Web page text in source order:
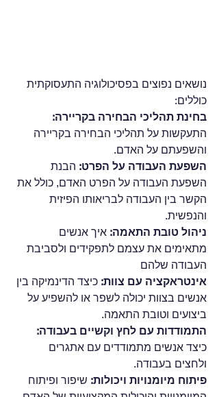
נושאים נפוצים בפסיכולוגיה התעסוקתית
כוללים:
בחינת תהליכי הבחירה בקריירה:
התעקשות על תהליכי הבחירה בקריירה
והשפעתם על האדם.
השפעת העבודה על הפרט: הבנת
השפעת העבודה על הפרט האדם, כולל את
הקשר בין העבודה לבריאותו הפיזית
והנפשית.
ניהול טובת התאמה: איך אנשים
מתאימים את עצמם לתפקידים ולסביבת
העבודה שלהם
אינטראקציה עם צוות: כיצד הדינמיקה בין
אנשים בצוות יכולה לשפר או להשפיע על
ביצועים וטובת התאמה.
התמודדות עם לחץ וקשיים בעבודה:
כיצד אנשים מתמודדים עם אתגרים
ולחצים בעבודה.
פיתוח מיומנויות ויכולות: שיפור ופיתוח